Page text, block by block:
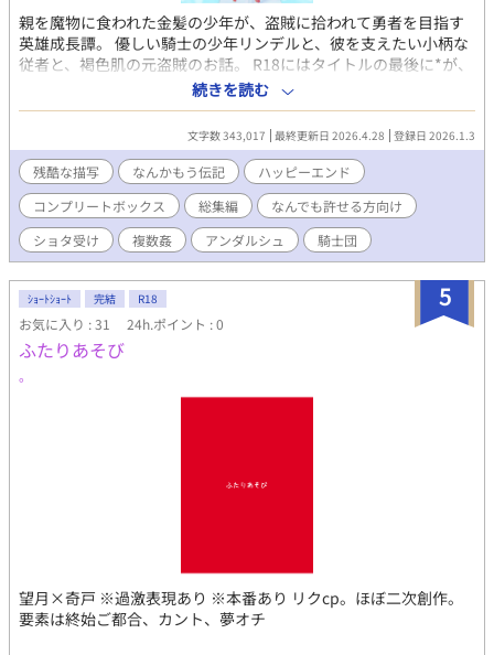
親を魔物に食われた金髪の少年が、盗賊に拾われて勇者を目指す
英雄成長譚。 優しい騎士の少年リンデルと、彼を支えたい小柄な
従者と、褐色肌の元盗賊のお話。 R18にはタイトルの最後に*が、
R18未満には(*)が付いてます。 本作はこれまでの囚われの勇者の
リンデル側のお話を集めて整えたものです。 単話投稿しているも
のの再収録の他、新規書下ろしもそこそこあります。 本作はとに
かく『何でも許せる方向け』です。 ショタ受け、無理矢理、モブ
レ、媚薬、リバ、3Pと色々あります。 表現としてあまりグロくは
書きませんが、痛い描写は多いです。 夢オチで触手もあったり、
時に飯テロもあります。 個人的に苦手なシチュがある方は、 これ
までに投稿している単話版をご覧いただくと安心です。 (各作品ご
とに登場する注意要素が書いてありますので……) 大丈夫！ 何で
よ！ という方は どうぞ存分にお楽しみくださいね。 ■登場人
物 ※【囚勇02】開始時点 ・主人公(勇者)→リンデル(17)♂ 勇
者に憧れて田舎から王都に出て、騎士になった心優しい少年 優
しい麦穂色の金髪に蜂蜜のような金眼・爽やか短髪 173cm ・勇
者の護衛兼教育係(従者)→ロッソ(28)♂ 23歳から5年間前勇者に
仕えていた生真面目青年 サラツヤ直毛黒髪に童顔黒目がちな黒
・別の隊の中隊長→レインズ(36)♂ ルストックの為なら死ねる
りセミロング 可愛い系美人 165cm 中隊長の二人、ルストック
とレインズの スピンオフなお話はこちらにまとめています。
https://www.alphapolis.co.jp/novel/547033129/684597576
続きを読む
文字数 343,017 最終更新日 2026.4.28 登録日 2026.1.3
残酷な描写 なんかもう伝記
ハッピーエンド
コンプリートボックス
総集編
なんでも許せる方向け
ショタ受け
複数姦 アンダルシュ 騎士団
5
ｼｮｰﾄｼｮｰﾄ 完結 R18
お気に入り : 31 24h.ポイント : 0
ふたりあそび
。
望月×奇戸 ※過激表現あり ※本番あり リクcp。ほぼ二次創作。
要素は終始ご都合、カント、夢オチ